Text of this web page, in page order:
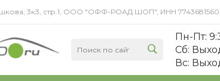
3к3, стр.1, ООО "ОФФ-РОАД ШОП", ИНН 7743681560,
Пн-Пт:
Cб:
Вс: